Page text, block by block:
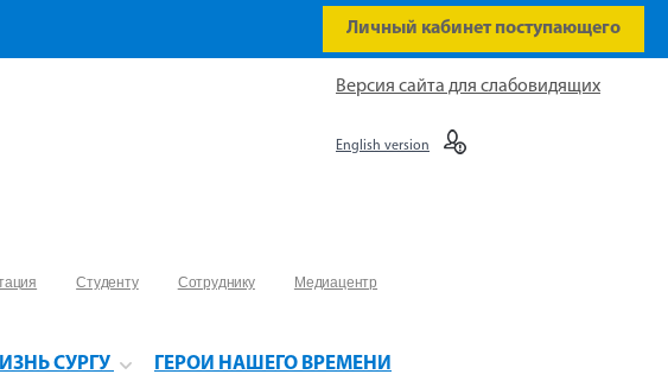
Личный кабинет поступающего
Студенту Сотруднику
Медиацентр
СУРГУ
ГЕРОИ НАШЕГО ВРЕМЕНИ
Версия сайта для слабовидящих
English version